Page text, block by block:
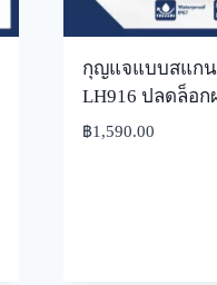
กุญแจแบบสแก
LH916 ปลดล็อ
฿1,590.00